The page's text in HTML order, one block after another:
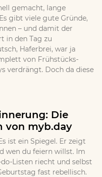
gemacht, lange
gibt viele gute Gründe,
– und damit der
in den Tag zu
Haferbrei, war ja
von Frühstücks-
verdrängt. Doch da diese
Die
von myb.day
ist ein Spiegel. Er zeigt
wen du feiern willst. Im
Listen riecht und selbst
fast rebellisch.